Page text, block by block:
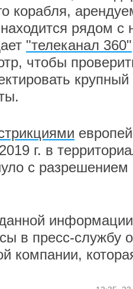
корабля,
рядом с
"телеканал 360"
чтобы
г. в
с разрешением
информации
в пресс-службу
компании,